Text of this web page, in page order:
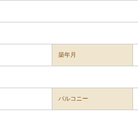
築年月
バルコニー